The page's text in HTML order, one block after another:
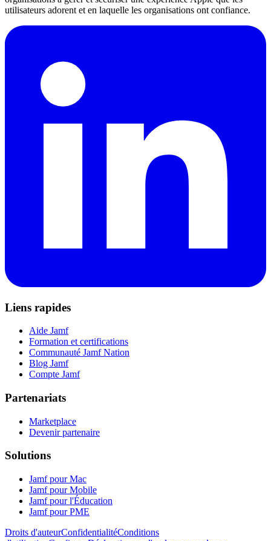
utilisateurs adorent et en laquelle les organisations ont confiance.
Liens rapides
Aide Jamf
Formation et certifications
Communauté Jamf Nation
Blog Jamf
Compte Jamf
Partenariats
Marketplace
Devenir partenaire
Solutions
Jamf pour Mac
Jamf pour Mobile
Jamf pour l'Éducation
Jamf pour PME
Droits d'auteurConfidentialitéConditions